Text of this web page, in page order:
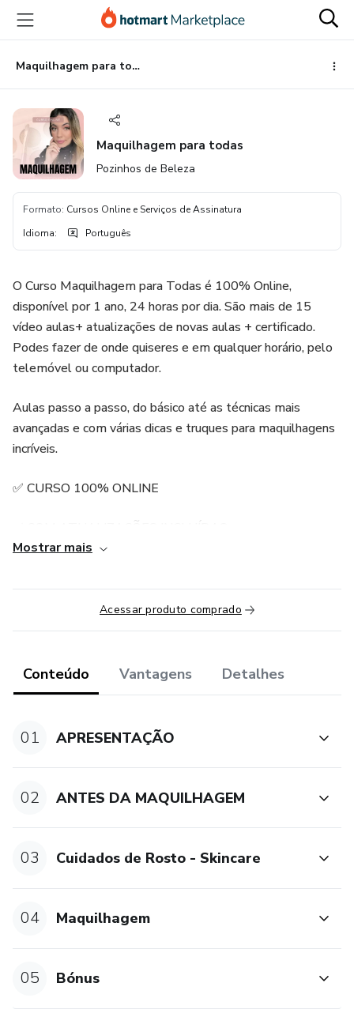
para
conteúdo
principal
para
pagamento
para
rodapé
Maquilhagem para todas
Maquilhagem para todas
Pozinhos de Beleza
Formato: Cursos Online e Serviços de Assinatura
Idioma: Português
O Curso Maquilhagem para Todas é 100% Online,
disponível por 1 ano, 24 horas por dia. São mais de 15
vídeo aulas+ atualizações de novas aulas + certificado.
Podes fazer de onde quiseres e em qualquer horário, pelo
telemóvel ou computador.
Aulas passo a passo, do básico até as técnicas mais
avançadas e com várias dicas e truques para maquilhagens
incríveis.
✅ CURSO 100% ONLINE
✅ GRUPO VIP NO FACEBOOK PARA ALUNAS
✅ AVALIAÇÕES DAS TÉCNICAS ENSINADAS
Mostrar mais
Acessar produto comprado
Conteúdo Vantagens Detalhes
01 APRESENTAÇÃO
02 ANTES DA MAQUILHAGEM
03 Cuidados de Rosto - Skincare
04 Maquilhagem
05 Bónus